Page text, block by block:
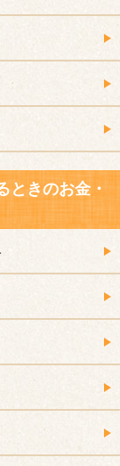
ときのお金・